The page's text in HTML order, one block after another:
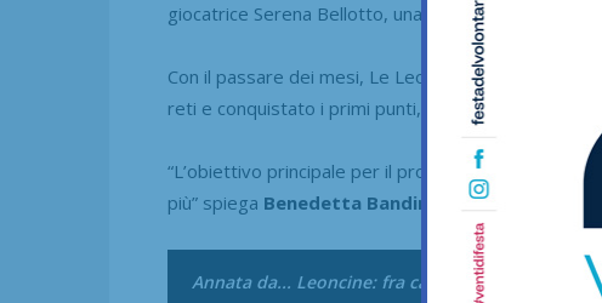
giocatrice Serena Bellotto, una vera allenatrice in
Con il passare dei mesi, Le Leoncine hanno
reti e conquistato i primi punti, fino alla prima storica
“L’obiettivo principale per il prossimo anno è
più” spiega Benedetta Bandini , una delle
Annata da... Leoncine: fra campo, spogliatoio e...